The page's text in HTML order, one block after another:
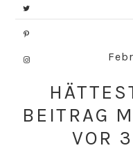
BEITRAG
VOR